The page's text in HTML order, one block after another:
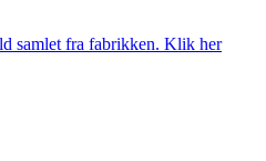
samlet fra fabrikken. Klik her